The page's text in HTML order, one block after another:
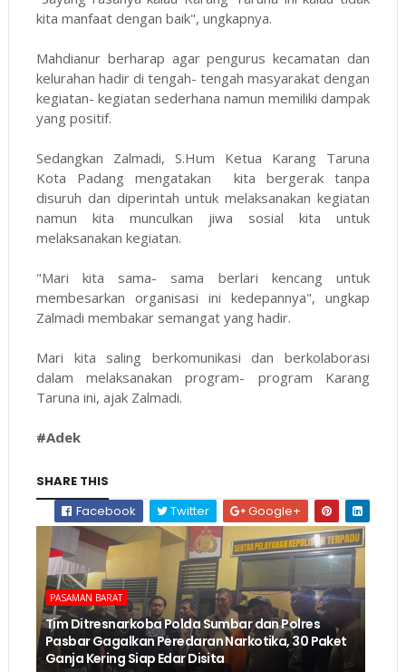
kita manfaat dengan baik", ungkapnya.
Mahdianur berharap agar pengurus kecamatan dan
kelurahan hadir di tengah- tengah masyarakat dengan
kegiatan- kegiatan sederhana namun memiliki dampak
yang positif.
Sedangkan Zalmadi, S.Hum Ketua Karang Taruna
Kota Padang mengatakan kita bergerak tanpa
disuruh dan diperintah untuk melaksanakan kegiatan
namun kita munculkan jiwa sosial kita untuk
melaksanakan kegiatan.
"Mari kita sama- sama berlari kencang untuk
membesarkan organisasi ini kedepannya", ungkap
Zalmadi membakar semangat yang hadir.
Mari kita saling berkomunikasi dan berkolaborasi
dalam melaksanakan program- program Karang
Taruna ini, ajak Zalmadi.
#Adek
SHARE THIS
Facebook
Twitter Google+
PASAMAN BARAT
Tim Ditresnarkoba Polda Sumbar dan Polres
Pasbar Gagalkan Peredaran Narkotika, 30 Paket
Ganja Kering Siap Edar Disita